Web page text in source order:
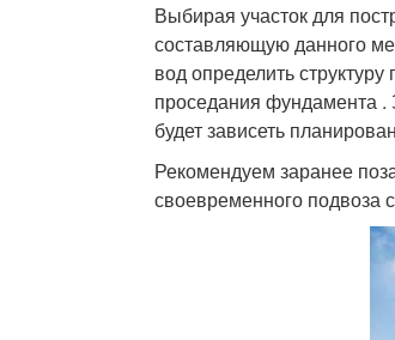
Выбирая участок для
составляющую данного
вод определить
проседания фундамента .
будет зависеть
Рекомендуем заранее
своевременного подвоза